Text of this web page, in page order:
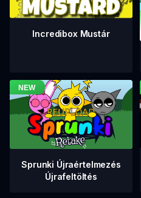
Incredibox Mustár
Sprunki Újraértelmezés
Újrafeltöltés